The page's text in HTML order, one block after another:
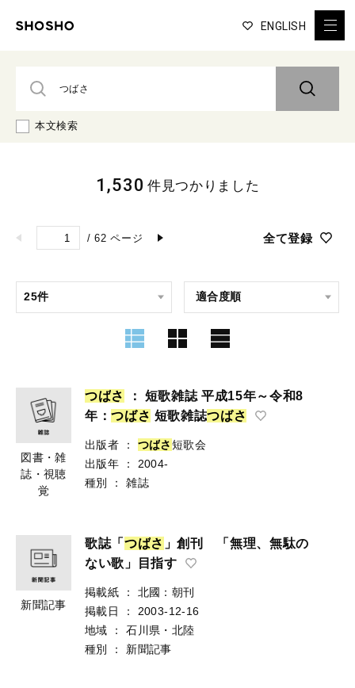
ENGLISH
本文検索
/ 62 ページ 全て登録
1,530 件見つかりました
図書・雑
誌・視聴
覚
つばさ
： 短歌雑誌 平成15年～令和8
年：つばさ 短歌雑誌つばさ
出版者 ： つばさ短歌会
出版年
：
2004-
種別
： 雑誌
新聞記事
歌誌「 つばさ 」創刊 「無理、無駄の
ない歌」目指す
掲載紙 ：
北國：朝刊
掲載日
：
2003-12-16
地域
：
石川県・北陸
種別
： 新聞記事